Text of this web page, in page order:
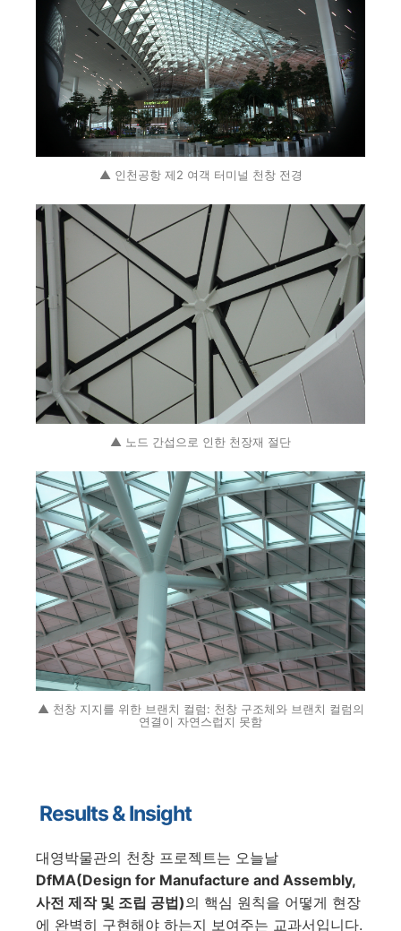
▲ 인천공항 제2 여객 터미널 천창 전경
▲ 노드 간섭으로 인한 천장재 절단
▲ 천창 지지를 위한 브랜치 컬럼: 천창 구조체와 브랜치 컬럼의
연결이 자연스럽지 못함
Results & Insight
대영박물관의 천창 프로젝트는 오늘날
DfMA(Design for Manufacture and Assembly,
사전 제작 및 조립 공법)의 핵심 원칙을 어떻게 현장
에 완벽히 구현해야 하는지 보여주는 교과서입니다.